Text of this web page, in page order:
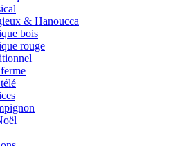
& Hanoucca
bois
rouge